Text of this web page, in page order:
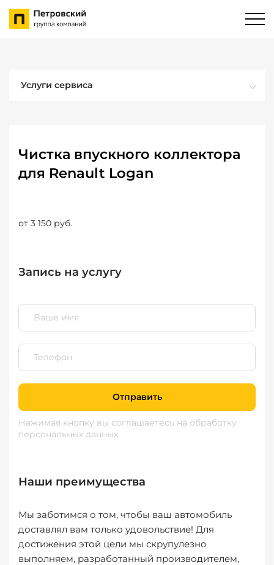
Услуги сервиса
Чистка впускного коллектора
для Renault Logan
от 3 150 руб.
Запись на услугу
Отправить
Нажимая кнопку вы соглашаетесь на обработку
персональных данных
Наши преимущества
Мы заботимся о том, чтобы ваш автомобиль
доставлял вам только удовольствие! Для
достижения этой цели мы скрупулезно
выполняем, разработанный производителем,